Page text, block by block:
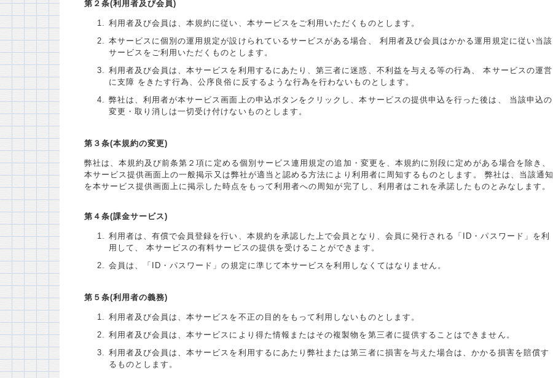
第２条(利用者及び会員)
利用者及び会員は、本規約に従い、本サービスをご利用いただくものとします。
本サービスに個別の運用規定が設けられているサービスがある場合、 利用者及び会員はかかる運用規定に従い当該
サービスをご利用いただくものとします。
利用者及び会員は、本サービスを利用するにあたり、第三者に迷惑、不利益を与える等の行為、 本サービスの運営
に支障 をきたす行為、公序良俗に反するような行為を行わないものとします。
弊社は、利用者が本サービス画面上の申込ボタンをクリックし、本サービスの提供申込を行った後は、 当該申込の
変更・取り消しは一切受け付けないものとします。
第３条(本規約の変更)
弊社は、本規約及び前条第２項に定める個別サービス連用規定の追加・変更を、本規約に別段に定めがある場合を除き、
本サービス提供画面上の一般掲示又は弊社が適当と認める方法により利用者に周知するものとします。 弊社は、当該通知
を本サービス提供画面上に掲示した時点をもって利用者への周知が完了し、利用者はこれを承諾したものとみなします。
第４条(課金サービス)
利用者は、有償で会員登録を行い、本規約を承認した上で会員となり、会員に発行される「ID・パスワード」を利
用して、 本サービスの有料サービスの提供を受けることができます。
会員は、「ID・パスワード」の規定に準じて本サービスを利用しなくてはなりません。
第５条(利用者の義務)
利用者及び会員は、本サービスを不正の目的をもって利用しないものとします。
利用者及び会員は、本サービスにより得た情報またはその複製物を第三者に提供することはできません。
利用者及び会員は、本サービスを利用するにあたり弊社または第三者に損害を与えた場合は、かかる損害を賠償す
るものとします。